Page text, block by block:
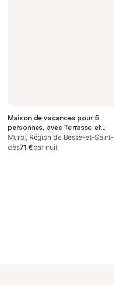
Maison de vacances pour 5
personnes, avec Terrasse et
Jardin
Murol, Région de Besse-et-Saint-
Anastaise
dès71 €par nuit